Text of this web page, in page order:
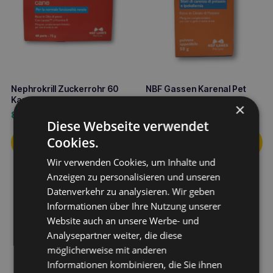
Nephrokrill Zuckerrohr 60
Kapseln
85,90
NBF Gassen Karenal Pet
Polvere 50g
VETFOOD Nefroactiv 120
Kapseln für die Nieren
×
Diese Webseite verwendet
Cookies.
Wir verwenden Cookies, um Inhalte und
Anzeigen zu personalisieren und unseren
Datenverkehr zu analysieren. Wir geben
Informationen über Ihre Nutzung unserer
Website auch an unsere Werbe- und
Analysepartner weiter, die diese
möglicherweise mit anderen
Informationen kombinieren, die Sie ihnen